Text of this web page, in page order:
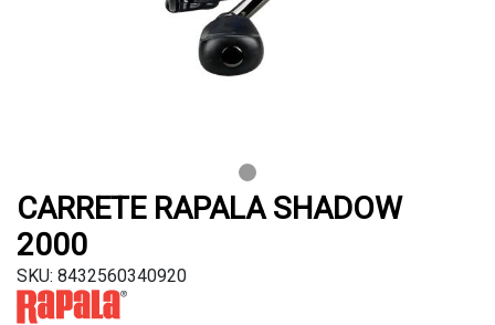
CARRETE RAPALA SHADOW
2000
SKU: 8432560340920